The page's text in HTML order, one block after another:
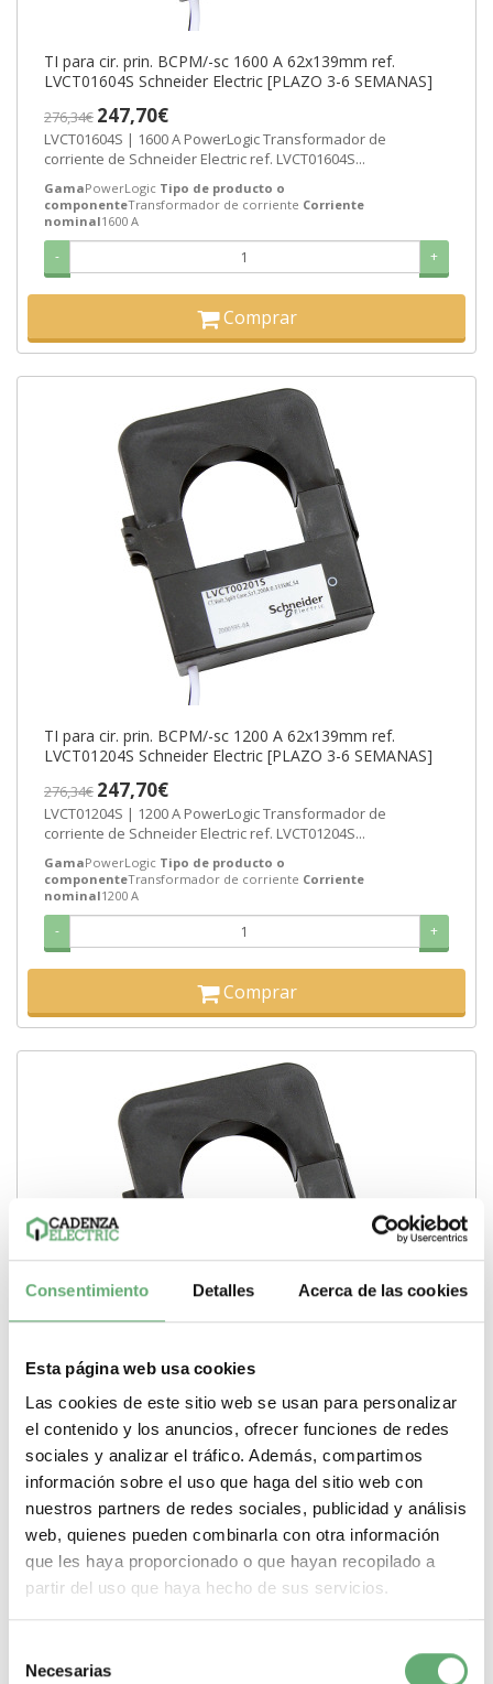
Consentimiento Detalles Acerca de las cookies
Esta página web usa cookies
Las cookies de este sitio web se usan para personalizar
el contenido y los anuncios, ofrecer funciones de redes
sociales y analizar el tráfico. Además, compartimos
información sobre el uso que haga del sitio web con
nuestros partners de redes sociales, publicidad y análisis
web, quienes pueden combinarla con otra información
que les haya proporcionado o que hayan recopilado a
partir del uso que haya hecho de sus servicios.
Necesarias
TI para cir. prin. BCPM/-sc 1600 A 62x139mm ref.
LVCT01604S Schneider Electric [PLAZO 3-6 SEMANAS]
276,34€ 247,70€
LVCT01604S | 1600 A PowerLogic Transformador de
corriente de Schneider Electric ref. LVCT01604S...
GamaPowerLogic Tipo de producto o
componenteTransformador de corriente Corriente
nominal1600 A
- +
Comprar
TI para cir. prin. BCPM/-sc 1200 A 62x139mm ref.
LVCT01204S Schneider Electric [PLAZO 3-6 SEMANAS]
276,34€ 247,70€
LVCT01204S | 1200 A PowerLogic Transformador de
corriente de Schneider Electric ref. LVCT01204S...
GamaPowerLogic Tipo de producto o
componenteTransformador de corriente Corriente
nominal1200 A
- +
Comprar
TI para cir. prin. BCPM/-sc 1000 A 62x139mm ref.
LVCT01004S Schneider Electric [PLAZO 3-6 SEMANAS]
276,34€ 247,70€
LVCT01004S | 1000 A PowerLogic Transformador de
corriente de Schneider Electric ref. LVCT01004S...
GamaPowerLogic Tipo de producto o
componente
Transformador de corriente
nominal1000 A